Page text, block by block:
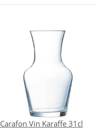
Carafon Vin Karaffe 31cl